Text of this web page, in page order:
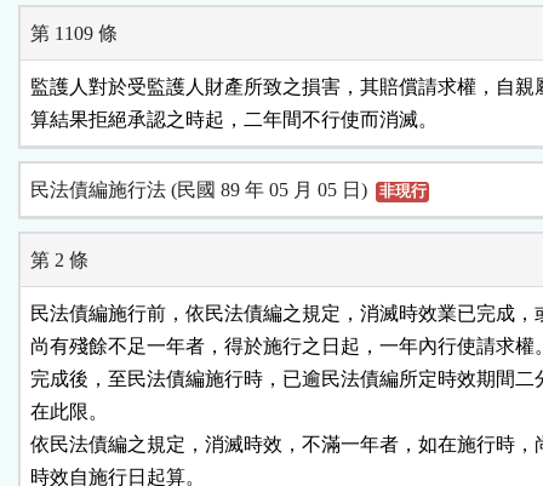
第 1109 條
監護人對於受監護人財產所致之損害，其賠償請求權，自親
算結果拒絕承認之時起，二年間不行使而消滅。
民法債編施行法 (民國 89 年 05 月 05 日) 非現行
第 2 條
民法債編施行前，依民法債編之規定，消滅時效業已完成，
尚有殘餘不足一年者，得於施行之日起，一年內行使請求權
完成後，至民法債編施行時，已逾民法債編所定時效期間二
在此限。
依民法債編之規定，消滅時效，不滿一年者，如在施行時，
時效自施行日起算。